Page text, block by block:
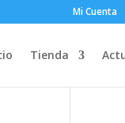
Mi Cuenta
Tienda